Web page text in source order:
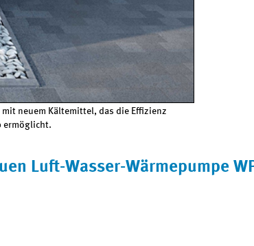
mit neuem Kältemittel, das die Effizienz
ermöglicht.
Luft-Wasser-Wärmepumpe